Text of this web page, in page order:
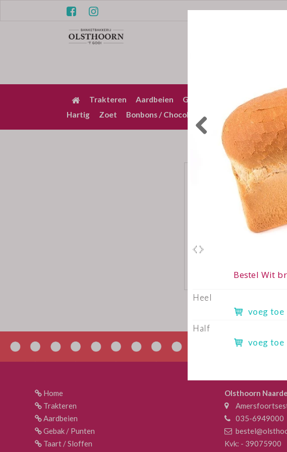
Trakteren Aardbeien Gebak / Punten Taart /
Hartig
Zoet Bonbons / Chocolade Bezorgkosten
Home
Trakteren
Aardbeien
Gebak / Punten
Taart / Sloffen
Olsthoorn
035-6949000
Kvk: - 39075900